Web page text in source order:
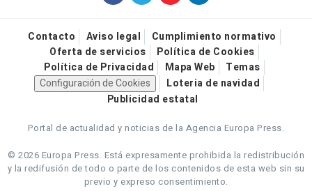
Contacto Aviso legal
Cumplimiento normativo
Oferta de servicios
Política de Cookies
Política de Privacidad
Mapa Web
Temas
Configuración de Cookies
Loteria de navidad
Publicidad estatal
Portal de actualidad y noticias de la Agencia Europa Press.
© 2026 Europa Press. Está expresamente prohibida la redistribución
y la redifusión de todo o parte de los contenidos de esta web sin su
previo y expreso consentimiento.